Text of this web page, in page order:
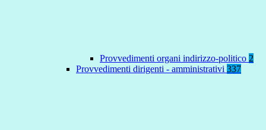
Provvedimenti organi indirizzo-politico 2
Provvedimenti dirigenti - amministrativi 337